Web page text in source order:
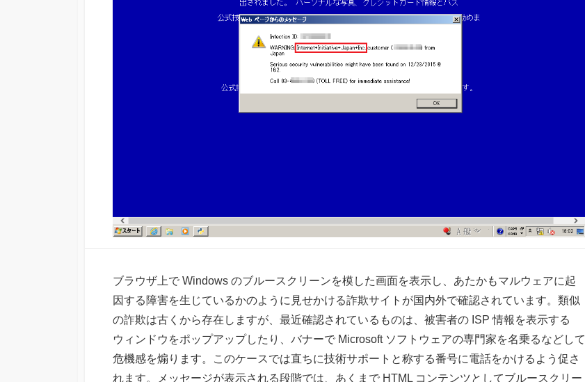
ブラウザ上で Windows のブルースクリーンを模した画面を表示し、あたかもマルウェアに起
因する障害を生じているかのように見せかける詐欺サイトが国内外で確認されています。類似
の詐欺は古くから存在しますが、最近確認されているものは、被害者の ISP 情報を表示する
ウィンドウをポップアップしたり、バナーで Microsoft ソフトウェアの専門家を名乗るなどして
危機感を煽ります。このケースでは直ちに技術サポートと称する番号に電話をかけるよう促さ
れます。メッセージが表示される段階では、あくまで HTML コンテンツとしてブルースクリー